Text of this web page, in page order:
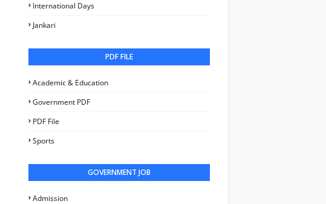
International Days
Jankari
PDF FILE
Academic & Education
Government PDF
PDF File
Sports
GOVERNMENT JOB
Admission